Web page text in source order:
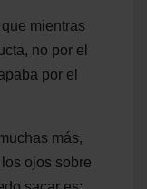
mientras
no por el
por el
más,
ojos sobre